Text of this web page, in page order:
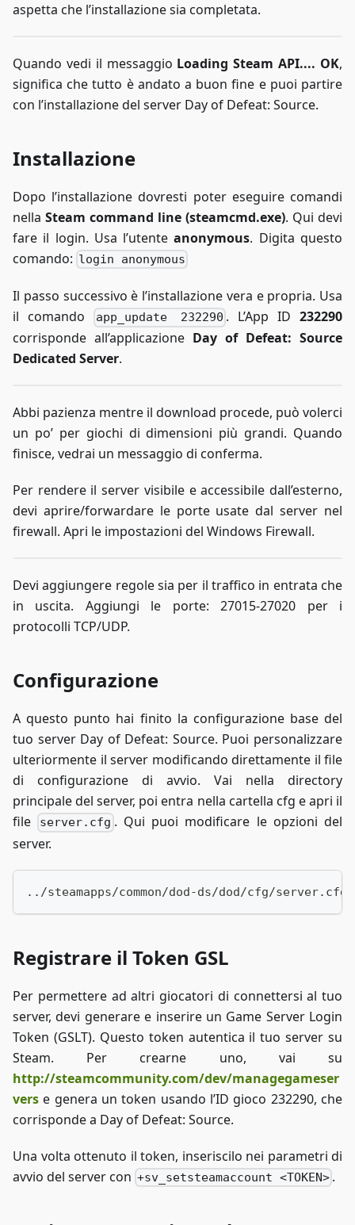
aspetta che l’installazione sia completata.
Quando vedi il messaggio Loading Steam API.... OK,
significa che tutto è andato a buon fine e puoi partire
con l’installazione del server Day of Defeat: Source.
Installazione
Dopo l’installazione dovresti poter eseguire comandi
nella Steam command line (steamcmd.exe). Qui devi
fare il login. Usa l’utenteanonymous. Digita questo
comando: login anonymous
Il passo successivo è l’installazione vera e propria. Usa
il comando
app_update 232290 . L’App ID232290
corrisponde all’applicazione Day of Defeat: Source
Dedicated Server.
Abbi pazienza mentre il download procede, può volerci
un po’ per giochi di dimensioni più grandi. Quando
finisce, vedrai un messaggio di conferma.
Per rendere il server visibile e accessibile dall’esterno,
devi aprire/forwardare le porte usate dal server nel
firewall. Apri le impostazioni del Windows Firewall.
Devi aggiungere regole sia per il traffico in entrata che
in uscita. Aggiungi le porte: 27015-27020 per i
protocolli TCP/UDP.
Configurazione
A questo punto hai finito la configurazione base del
tuo server Day of Defeat: Source. Puoi personalizzare
ulteriormente il server modificando direttamente il file
di configurazione di avvio. Vai nella directory
principale del server, poi entra nella cartella cfg e apri il
file
server.cfg . Qui puoi modificare le opzioni del
server.
../steamapps/common/dod-ds/dod/cfg/server.cfg
Registrare il Token GSL
Per permettere ad altri giocatori di connettersi al tuo
server, devi generare e inserire un Game Server Login
Token (GSLT). Questo token autentica il tuo server su
Steam. Per crearne uno, vai su
http://steamcommunity.com/dev/managegameser
vers e genera un token usando l’ID gioco 232290, che
corrisponde a Day of Defeat: Source.
Una volta ottenuto il token, inseriscilo nei parametri di
avvio del server con +sv_setsteamaccount <TOKEN> .